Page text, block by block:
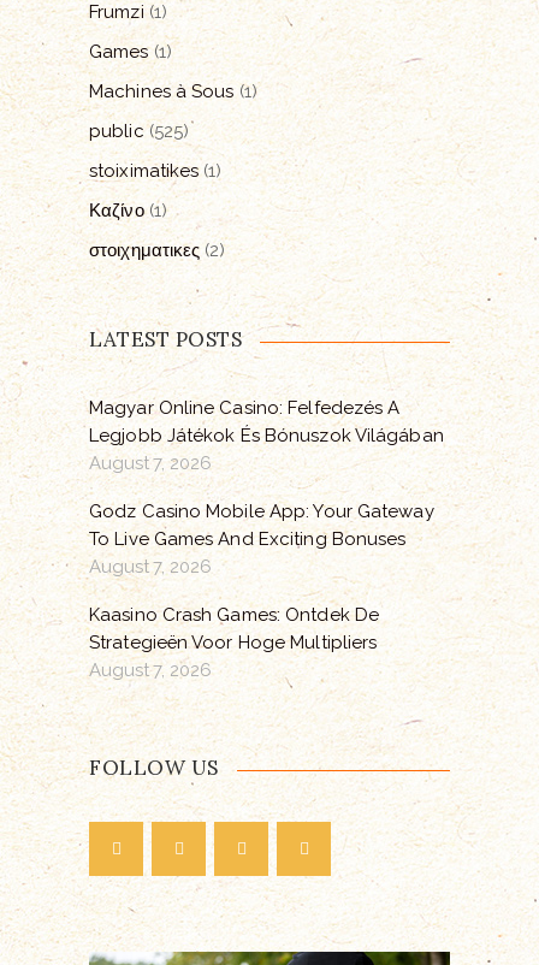
Frumzi(1)
Games(1)
Machines à Sous (1)
public(525)
stoiximatikes(1)
Καζίνο(1)
στοιχηματικες (2)
LATEST POSTS
Magyar Online Casino: Felfedezés A
Legjobb Játékok És Bónuszok Világában
August 7, 2026
Godz Casino Mobile App: Your Gateway
To Live Games And Exciting Bonuses
August 7, 2026
Kaasino Crash Games: Ontdek De
Strategieën Voor Hoge Multipliers
August 7, 2026
FOLLOW US